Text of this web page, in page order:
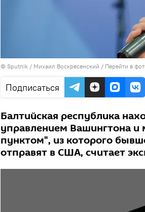
© Sputnik / Михаил Воскресенский / Перейти в
Подписаться
Балтийская республика
управлением Вашингтона
пунктом", из которого
отправят в США, считает